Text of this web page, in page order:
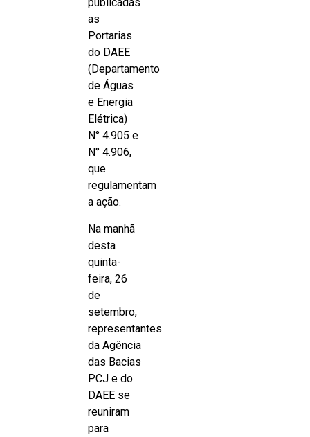
as
Portarias
do DAEE
(Departamento
de Águas
e Energia
Elétrica)
N° 4.905 e
N° 4.906,
que
regulamentam
a ação.
Na manhã
desta
quinta-
feira, 26
de
setembro,
representantes
da Agência
das Bacias
PCJ e do
DAEE se
reuniram
para